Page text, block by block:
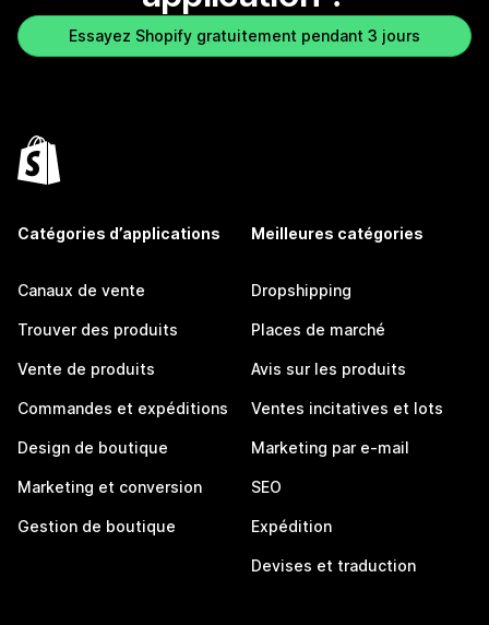
Essayez Shopify gratuitement pendant 3 jours
Catégories d’applications
Canaux de vente
Trouver des produits
Vente de produits
Commandes et expéditions
Design de boutique
Marketing et conversion
Gestion de boutique
Meilleures catégories
Dropshipping
Places de marché
Avis sur les produits
Ventes incitatives et lots
Marketing par e-mail
SEO
Expédition
Devises et traduction